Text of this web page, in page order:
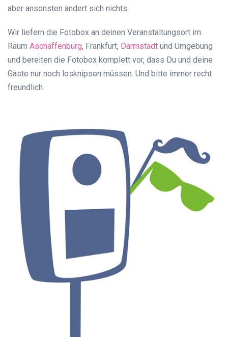
aber ansonsten ändert sich nichts.
Wir liefern die Fotobox an deinen Veranstaltungsort im
Raum Aschaffenburg, Frankfurt, Darmstadt und Umgebung
und bereiten die Fotobox komplett vor, dass Du und deine
Gäste nur noch losknipsen müssen. Und bitte immer recht
freundlich.